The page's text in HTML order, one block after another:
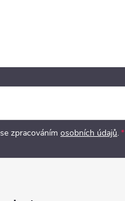
se zpracováním osobních údajů.